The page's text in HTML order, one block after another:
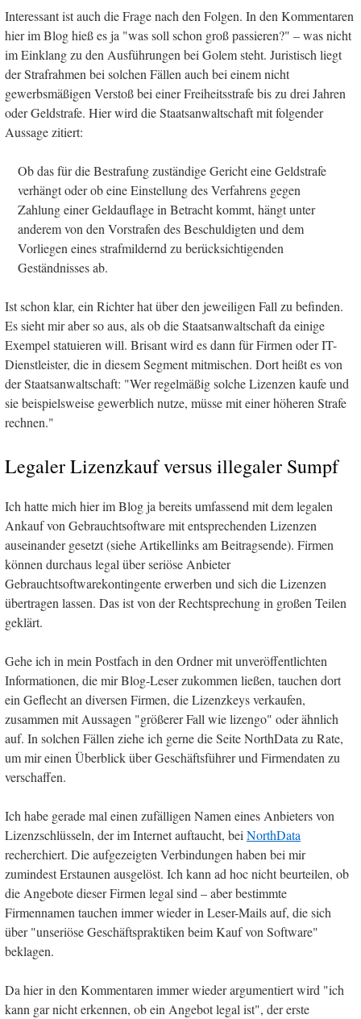
Interessant ist auch die Frage nach den Folgen. In den Kommentaren
hier im Blog hieß es ja "was soll schon groß passieren?" – was nicht
im Einklang zu den Ausführungen bei Golem steht. Juristisch liegt
der Strafrahmen bei solchen Fällen auch bei einem nicht
gewerbsmäßigen Verstoß bei einer Freiheitsstrafe bis zu drei Jahren
oder Geldstrafe. Hier wird die Staatsanwaltschaft mit folgender
Aussage zitiert:
Ob das für die Bestrafung zuständige Gericht eine Geldstrafe
verhängt oder ob eine Einstellung des Verfahrens gegen
Zahlung einer Geldauflage in Betracht kommt, hängt unter
anderem von den Vorstrafen des Beschuldigten und dem
Vorliegen eines strafmildernd zu berücksichtigenden
Geständnisses ab.
Ist schon klar, ein Richter hat über den jeweiligen Fall zu befinden.
Es sieht mir aber so aus, als ob die Staatsanwaltschaft da einige
Exempel statuieren will. Brisant wird es dann für Firmen oder IT-
Dienstleister, die in diesem Segment mitmischen. Dort heißt es von
der Staatsanwaltschaft: "Wer regelmäßig solche Lizenzen kaufe und
sie beispielsweise gewerblich nutze, müsse mit einer höheren Strafe
rechnen."
Legaler Lizenzkauf versus illegaler Sumpf
Ich hatte mich hier im Blog ja bereits umfassend mit dem legalen
Ankauf von Gebrauchtsoftware mit entsprechenden Lizenzen
auseinander gesetzt (siehe Artikellinks am Beitragsende). Firmen
können durchaus legal über seriöse Anbieter
Gebrauchtsoftwarekontingente erwerben und sich die Lizenzen
übertragen lassen. Das ist von der Rechtsprechung in großen Teilen
geklärt.
Gehe ich in mein Postfach in den Ordner mit unveröffentlichten
Informationen, die mir Blog-Leser zukommen ließen, tauchen dort
ein Geflecht an diversen Firmen, die Lizenzkeys verkaufen,
zusammen mit Aussagen "größerer Fall wie lizengo" oder ähnlich
auf. In solchen Fällen ziehe ich gerne die Seite NorthData zu Rate,
um mir einen Überblick über Geschäftsführer und Firmendaten zu
verschaffen.
Ich habe gerade mal einen zufälligen Namen eines Anbieters von
Lizenzschlüsseln, der im Internet auftaucht, beiNorthData
recherchiert. Die aufgezeigten Verbindungen haben bei mir
zumindest Erstaunen ausgelöst. Ich kann ad hoc nicht beurteilen, ob
die Angebote dieser Firmen legal sind – aber bestimmte
Firmennamen tauchen immer wieder in Leser-Mails auf, die sich
über "unseriöse Geschäftspraktiken beim Kauf von Software"
beklagen.
Da hier in den Kommentaren immer wieder argumentiert wird "ich
kann gar nicht erkennen, ob ein Angebot legal ist", der erste